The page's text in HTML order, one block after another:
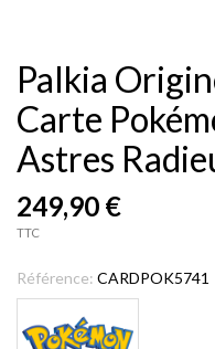
Palkia
Carte
Astres
249,90 €
TTC
Référence: CARDPOK5741